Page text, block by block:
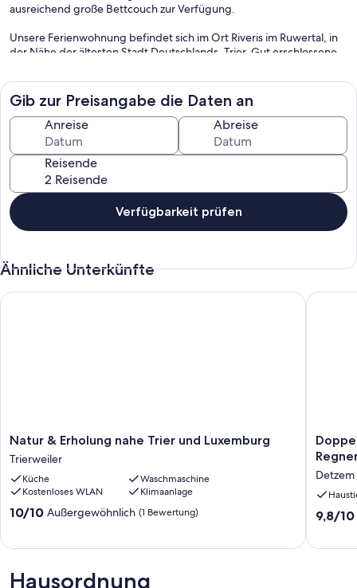
ausreichend große Bettcouch zur Verfügung.
Unsere Ferienwohnung befindet sich im Ort Riveris im Ruwertal, in
der Nähe der ältesten Stadt Deutschlands, Trier. Gut erschlossene
die Riveristalsperre laden inmitten herrlicher, unberührter Natur, zu
abwechslungsreichen Wanderungen und Radtouren ein. Die Stadt
Trier befindet sich mit ihren weltbekannten römischen
Baudenkmälern ca. 12 km entfernt von Riveris.
Gib zur Preisangabe die Daten an
Anreise Abreise
Reisende
Verfügbarkeit prüfen
Ähnliche Unterkünfte
Natur
&
Erholung
nahe
Trier
und
Natur & Erholung nahe Trier und Luxemburg
Trierweiler
Küche
Waschmaschine
Kostenloses WLAN
Klimaanlage
10.0
Bewertung)
10/10 Außergewöhnlich (1 Bewertung)
Natur & Erholung nahe Trier und Luxemburg
Regneri
Detzem
Detzem
9.8
9,8/10
Hausordnung